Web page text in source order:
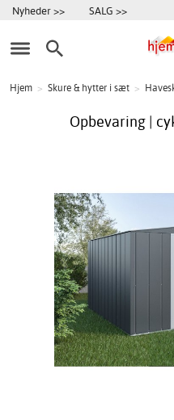
Nyheder >> SALG >>
Hjem > Skure & hytter i sæt >
Opbevaring |